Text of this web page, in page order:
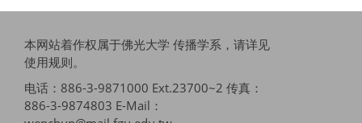
本网站着作权属于佛光大学 传播学系，请详见
使用规则。
电话：886-3-9871000 Ext.23700~2 传真：
886-3-9874803 E-Mail：